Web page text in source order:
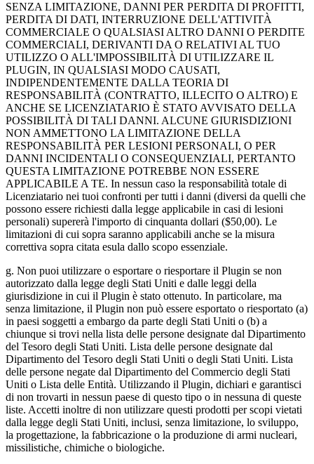
SENZA LIMITAZIONE, DANNI PER PERDITA DI PROFITTI,
PERDITA DI DATI, INTERRUZIONE DELL'ATTIVITÀ
COMMERCIALE O QUALSIASI ALTRO DANNI O PERDITE
COMMERCIALI, DERIVANTI DA O RELATIVI AL TUO
UTILIZZO O ALL'IMPOSSIBILITÀ DI UTILIZZARE IL
PLUGIN, IN QUALSIASI MODO CAUSATI,
INDIPENDENTEMENTE DALLA TEORIA DI
RESPONSABILITÀ (CONTRATTO, ILLECITO O ALTRO) E
ANCHE SE LICENZIATARIO È STATO AVVISATO DELLA
POSSIBILITÀ DI TALI DANNI. ALCUNE GIURISDIZIONI
NON AMMETTONO LA LIMITAZIONE DELLA
RESPONSABILITÀ PER LESIONI PERSONALI, O PER
DANNI INCIDENTALI O CONSEQUENZIALI, PERTANTO
QUESTA LIMITAZIONE POTREBBE NON ESSERE
APPLICABILE A TE. In nessun caso la responsabilità totale di
Licenziatario nei tuoi confronti per tutti i danni (diversi da quelli che
possono essere richiesti dalla legge applicabile in casi di lesioni
personali) supererà l'importo di cinquanta dollari ($50,00). Le
limitazioni di cui sopra saranno applicabili anche se la misura
correttiva sopra citata esula dallo scopo essenziale.
g. Non puoi utilizzare o esportare o riesportare il Plugin se non
autorizzato dalla legge degli Stati Uniti e dalle leggi della
giurisdizione in cui il Plugin è stato ottenuto. In particolare, ma
senza limitazione, il Plugin non può essere esportato o riesportato (a)
in paesi soggetti a embargo da parte degli Stati Uniti o (b) a
chiunque si trovi nella lista delle persone designate dal Dipartimento
del Tesoro degli Stati Uniti. Lista delle persone designate dal
Dipartimento del Tesoro degli Stati Uniti o degli Stati Uniti. Lista
delle persone negate dal Dipartimento del Commercio degli Stati
Uniti o Lista delle Entità. Utilizzando il Plugin, dichiari e garantisci
di non trovarti in nessun paese di questo tipo o in nessuna di queste
liste. Accetti inoltre di non utilizzare questi prodotti per scopi vietati
dalla legge degli Stati Uniti, inclusi, senza limitazione, lo sviluppo,
la progettazione, la fabbricazione o la produzione di armi nucleari,
missilistiche, chimiche o biologiche.